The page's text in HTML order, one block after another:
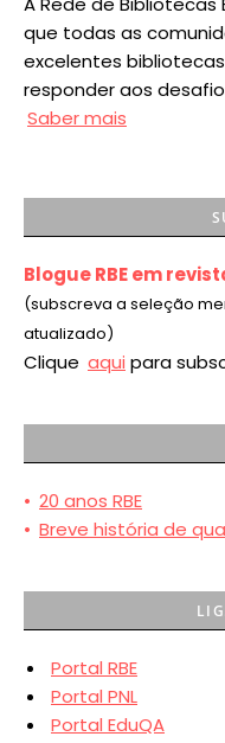
que todas as
excelentes
responder aos
Saber mais
Blogue RBE em
(subscreva a seleção
atualizado)
Clique aqui para
• 20 anos RBE
• Breve história de
Portal RBE
Portal PNL
Portal EduQA